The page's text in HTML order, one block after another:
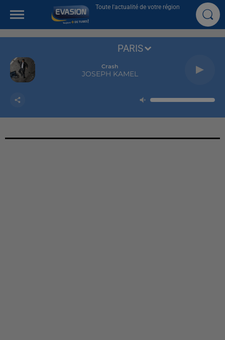
Toute l'actualité de votre région
Crash
JOSEPH KAMEL
PARIS